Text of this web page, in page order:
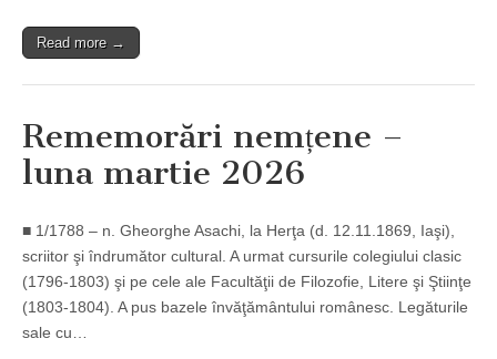
Read more →
Rememorări nemțene –
luna martie 2026
■ 1/1788 – n. Gheorghe Asachi, la Herţa (d. 12.11.1869, Iaşi),
scriitor şi îndrumător cultural. A urmat cursurile colegiului clasic
(1796-1803) şi pe cele ale Facultăţii de Filozofie, Litere şi Ştiinţe
(1803-1804). A pus bazele învăţământului românesc. Legăturile
sale cu…